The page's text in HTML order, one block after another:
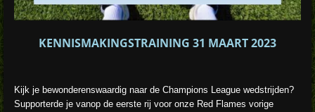
KENNISMAKINGSTRAINING 31 MAART 2023
Kijk je bewonderenswaardig naar de Champions League wedstrijden?
Supporterde je vanop de eerste rij voor onze Red Flames vorige